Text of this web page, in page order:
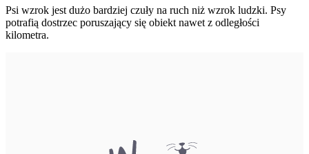
Psi wzrok jest dużo bardziej czuły na ruch niż wzrok ludzki. Psy
potrafią dostrzec poruszający się obiekt nawet z odległości
kilometra.